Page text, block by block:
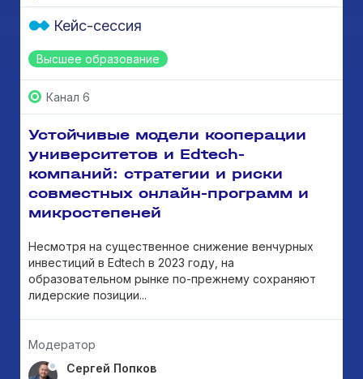
Высшее образование
Кейс-сессия
Канал 6
Устойчивые модели кооперации
университетов и Edtech-
компаний: стратегии и риски
совместных онлайн-программ и
микростепеней
Несмотря на существенное снижение венчурных
инвестиций в Edtech в 2023 году, на
образовательном рынке по-прежнему сохраняют
лидерские позиции...
Модератор
Сергей Попков